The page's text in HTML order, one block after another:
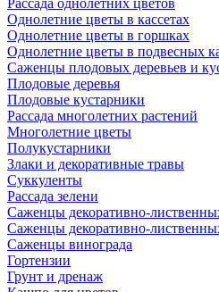
Рассада однолетних цветов
Однолетние цветы в кассетах
Однолетние цветы в горшках
Однолетние цветы в подвесных
Саженцы плодовых деревьев и
Плодовые деревья
Плодовые кустарники
Рассада многолетних растений
Многолетние цветы
Полукустарники
Злаки и декоративные травы
Суккуленты
Рассада зелени
Саженцы декоративно-
Саженцы декоративно-
Саженцы винограда
Гортензии
Грунт и дренаж